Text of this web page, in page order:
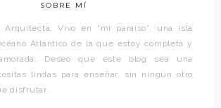
SOBRE MÍ
Arquitecta. Vivo en “mi paraíso”, una isla
Atlántico de la que estoy completa y
Deseo que este blog sea una
lindas para enseñar, sin ningún otro
disfrutar.